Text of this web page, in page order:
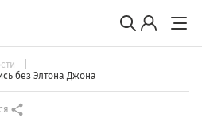
без Элтона Джона